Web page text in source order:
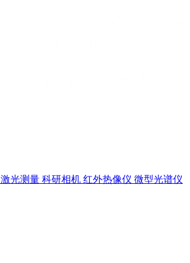
激光测量 科研相机 红外热像仪 微型光谱仪